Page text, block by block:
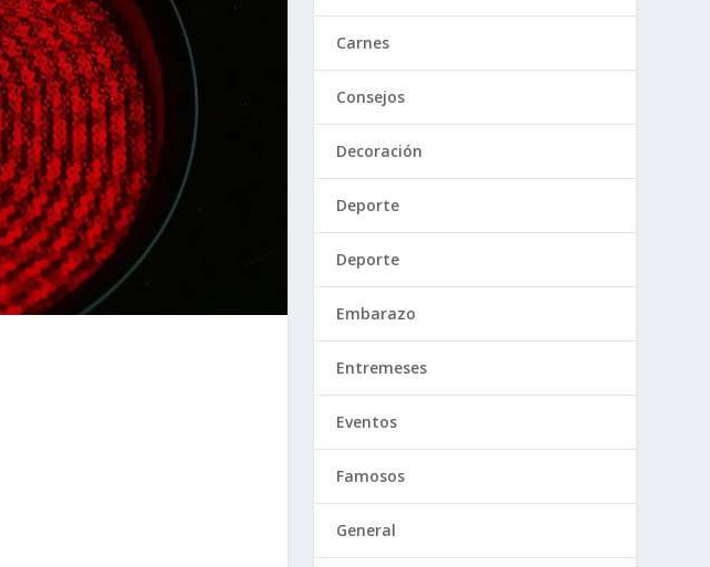
Carnes
Consejos
Decoración
Deporte
Deporte
Embarazo
Entremeses
Eventos
Famosos
General